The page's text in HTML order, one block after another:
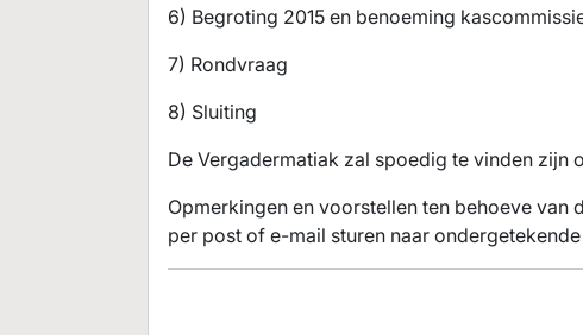
6) Begroting 2015 en benoeming
7) Rondvraag
8) Sluiting
De Vergadermatiak zal spoedig te vinden zijn
Opmerkingen en voorstellen ten behoeve
per post of e-mail sturen naar